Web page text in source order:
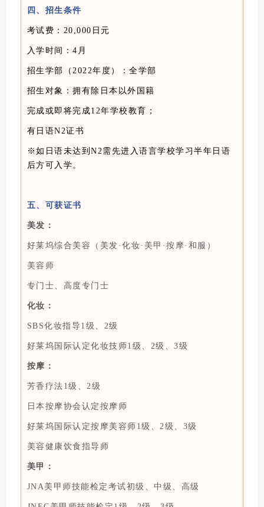
四、招生条件
考试费：20,000日元
入学时间：4月
招生学部（2022年度）：全学部
招生对象：拥有除日本以外国籍
完成或即将完成12年学校教育；
有日语N2证书
※如日语未达到N2需先进入语言学校学习半年日语
后方可入学。
五、可获证书
美发：
好莱坞综合美容（美发·化妆·美甲·按摩·和服）
美容师
专门士、高度专门士
化妆：
SBS化妆指导1级、2级
好莱坞国际认定化妆技师1级、2级、3级
按摩：
芳香疗法1级、2级
日本按摩协会认定按摩师
好莱坞国际认定按摩美容师1级、2级、3级
美容健康饮食指导师
美甲：
JNA美甲师技能检定考试初级、中级、高级